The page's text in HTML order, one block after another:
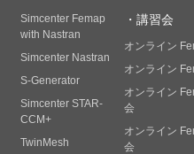
Simcenter Femap
with Nastran
Simcenter Nastran
S-Generator
Simcenter STAR-
CCM+
TwinMesh
・講習会
オンライン
オンライン
オンライン
会
オンライン
会